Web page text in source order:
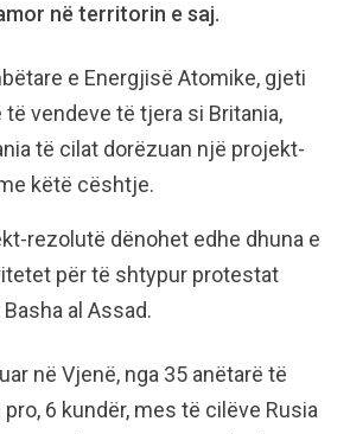
në territorin e saj.
e Energjisë Atomike, gjeti
vendeve të tjera si Britania,
të cilat dorëzuan një projekt-
këtë cështje.
rezolutë dënohet edhe dhuna e
për të shtypur protestat
al Assad.
në Vjenë, nga 35 anëtarë të
6 kundër, mes të cilëve Rusia